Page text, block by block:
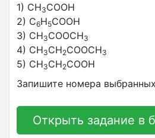
1) CH3COOH
2) C6H5COOH
3) CH3COOCH3
4) CH3CH2COOCH3
5) CH3CH2COOH
Запишите номера
Открыть задание в